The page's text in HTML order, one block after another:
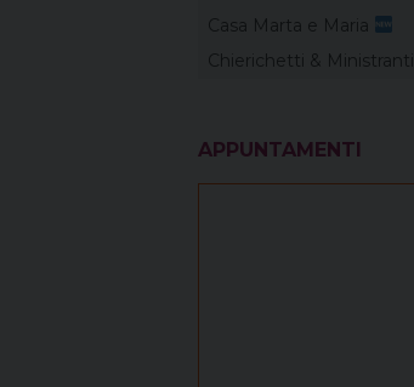
Casa Marta e Maria
Chierichetti & Ministranti
APPUNTAMENTI